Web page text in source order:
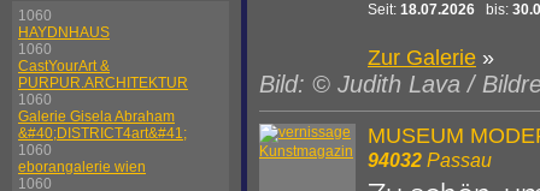
1060
HAYDNHAUS
1060
CastYourArt &
PURPUR.ARCHITEKTUR
1060
Galerie Gisela Abraham
&#40;DISTRICT4art&#41;
1060
eborangalerie wien
1060
Seit: 18.07.2026 bis:
Zur Galerie »
Bild: © Judith Lava /
MUSEUM
94032 Passau